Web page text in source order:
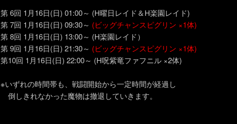
第 6回 1月16日(日) 01:00～ (H曜日レイド＆H楽園レイド)
第 7回 1月16日(日) 09:30～ (ビッグチャンスピグリン ×1体)
第 8回 1月16日(日) 13:00～ (H楽園レイド）
第 9回 1月16日(日) 21:30～ (ビッグチャンスピグリン ×1体)
第10回 1月16日(日) 22:00～ (H呪紫竜ファフニル ×2体)
※いずれの時間帯も、戦闘開始から一定時間が経過し
倒しきれなかった魔物は撤退していきます。